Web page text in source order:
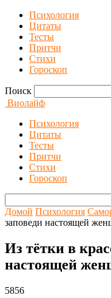
Психология
Цитаты
Тесты
Притчи
Стихи
Гороскоп
Поиск
Виолайф
Психология
Цитаты
Тесты
Притчи
Стихи
Гороскоп
Домой Психология
заповеди настоящей
Из тётки в
настоящей
5856